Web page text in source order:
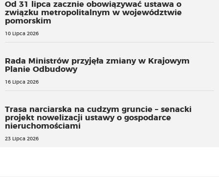
Od 31 lipca zacznie obowiązywać ustawa o
związku metropolitalnym w województwie
pomorskim
10 Lipca 2026
Rada Ministrów przyjęła zmiany w Krajowym
Planie Odbudowy
16 Lipca 2026
Trasa narciarska na cudzym gruncie – senacki
projekt nowelizacji ustawy o gospodarce
nieruchomościami
23 Lipca 2026